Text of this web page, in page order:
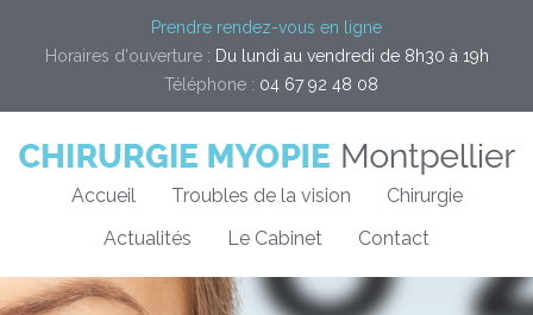
Prendre rendez-vous en ligne
Horaires d'ouverture : Du lundi au vendredi de 8h30 à 19h
Téléphone : 04 67 92 48 08
Accueil Troubles de la vision
Chirurgie
Actualités
Le Cabinet Contact